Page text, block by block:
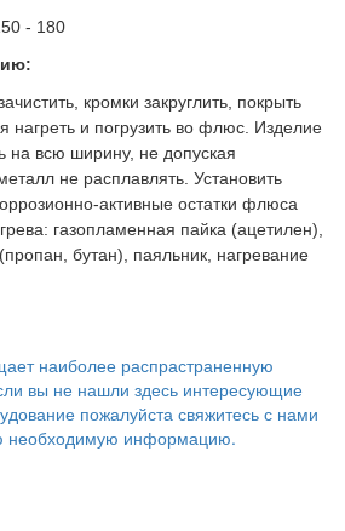
- 180
кромки закруглить, покрыть
и погрузить во флюс. Изделие
на всю ширину, не допуская
не расплавлять. Установить
активные остатки флюса
газопламенная пайка (ацетилен),
бутан), паяльник, нагревание
наиболее распрастраненную
вы не нашли здесь интересующие
пожалуйста свяжитесь с нами
необходимую информацию.